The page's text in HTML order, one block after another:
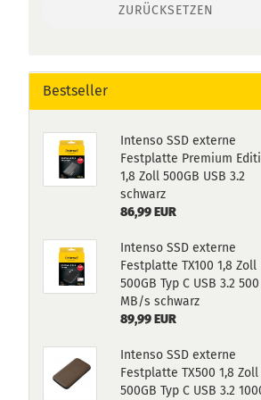
ZURÜCKSETZEN
Bestseller
Intenso SSD externe
Festplatte Premium
1,8 Zoll 500GB USB 3.2
schwarz
86,99 EUR
Intenso SSD externe
Festplatte TX100 1,8 Zoll
500GB Typ C USB 3.2 500
MB/s schwarz
89,99 EUR
Intenso SSD externe
Festplatte TX500 1,8 Zoll
500GB Typ C USB 3.2